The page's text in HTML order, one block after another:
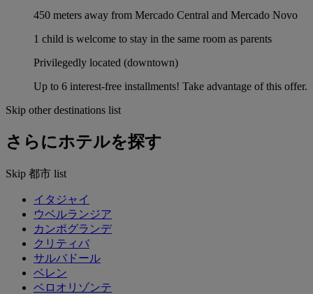
450 meters away from Mercado Central and Mercado Novo
1 child is welcome to stay in the same room as parents
Privilegedly located (downtown)
Up to 6 interest-free installments! Take advantage of this offer.
Skip other destinations list
さらにホテルを探す
Skip 都市 list
イタジャイ
ウベルランジア
カンポグランデ
クリティバ
サルバドール
ベレン
ベロオリゾンテ